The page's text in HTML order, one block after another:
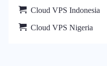
Cloud VPS Indonesia
Cloud VPS Nigeria